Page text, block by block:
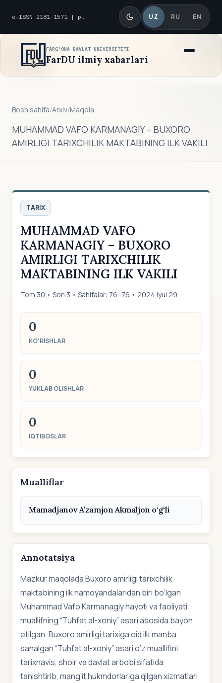
e-ISSN 2181-1571 | p-ISSN 2010-8419 UZ RU EN
FARG'ONA DAVLAT UNIVERSITETI
FarDU ilmiy xabarlari
Bosh sahifa/Arxiv/Maqola
MUHAMMAD VAFO KARMANAGIY – BUXORO
AMIRLIGI TARIXCHILIK MAKTABINING ILK VAKILI
TARIX
MUHAMMAD VAFO
KARMANAGIY – BUXORO
AMIRLIGI TARIXCHILIK
MAKTABINING ILK VAKILI
Tom 30 • Son 3 • Sahifalar: 76–76 • 2024 iyul 29
0
KO‘RISHLAR
0
YUKLAB OLISHLAR
0
IQTIBOSLAR
Mualliflar
Mamadjanov A’zamjon Akmaljon o‘g‘li
Annotatsiya
Mazkur maqolada Buxoro amirligi tarixchilik
maktabining ilk namoyandalaridan biri bo‘lgan
Muhammad Vafo Karmanagiy hayoti va faoliyati
muallifning “Tuhfat al-xoniy” asari asosida bayon
etilgan. Buxoro amirligi tarixiga oid ilk manba
sanalgan “Tuhfat al-xoniy” asari o‘z muallifini
tarixnavis, shoir va davlat arbobi sifatida
tanishtirib, mang‘it hukmdorlariga qilgan xizmatlari